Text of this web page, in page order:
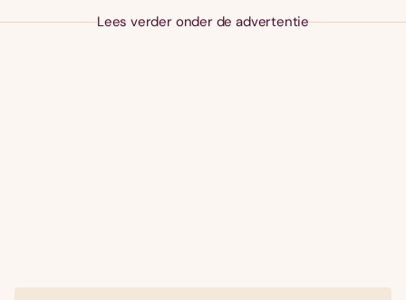
Lees verder onder de advertentie